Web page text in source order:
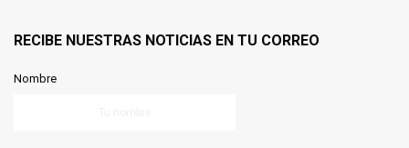
RECIBE NUESTRAS NOTICIAS EN TU CORREO
Nombre